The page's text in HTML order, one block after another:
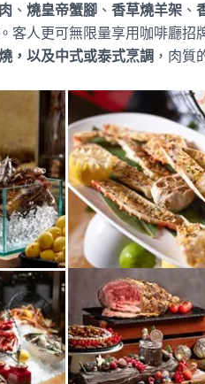
、 燒皇帝蟹腳、 香草燒羊架、
客人更可無限量享用咖啡廳招
，以及中式或泰式烹調 ，肉質